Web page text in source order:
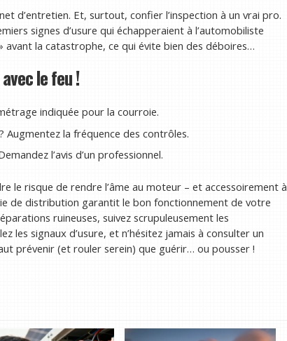
d’entretien. Et, surtout, confier l’inspection à un vrai pro.
signes d’usure qui échapperaient à l’automobiliste
avant la catastrophe, ce qui évite bien des déboires…
le feu !
indiquée pour la courroie.
Augmentez la fréquence des contrôles.
l’avis d’un professionnel.
le risque de rendre l’âme au moteur – et accessoirement à
de distribution garantit le bon fonctionnement de votre
ruineuses, suivez scrupuleusement les
les signaux d’usure, et n’hésitez jamais à consulter un
prévenir (et rouler serein) que guérir… ou pousser !